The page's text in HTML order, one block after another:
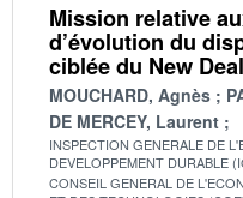
Mission relative
d’évolution du
ciblée du New
MOUCHARD, Agnès
DE MERCEY, Laurent
INSPECTION GENERALE DE
DEVELOPPEMENT DURABLE
CONSEIL GENERAL DE